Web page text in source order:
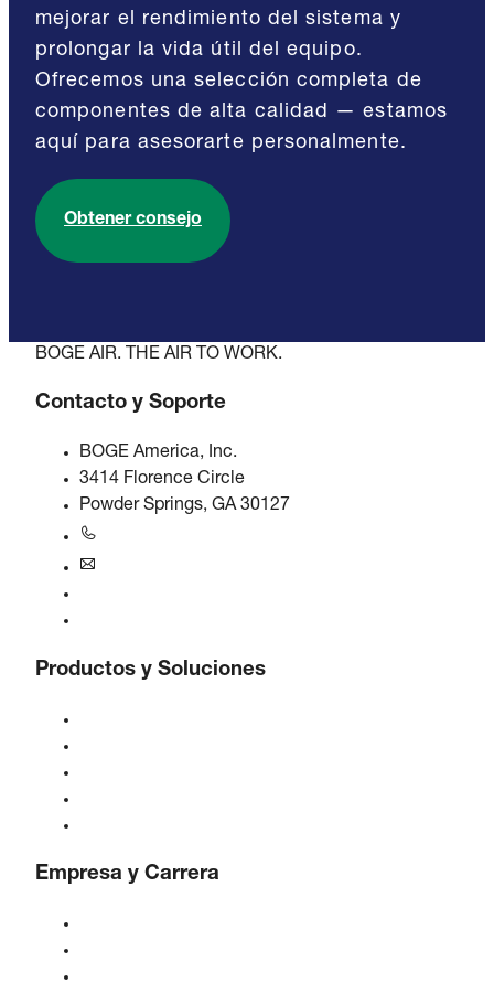
mejorar el rendimiento del sistema y
prolongar la vida útil del equipo.
Ofrecemos una selección completa de
componentes de alta calidad — estamos
aquí para asesorarte personalmente.
Obtener consejo
BOGE AIR. THE AIR TO WORK.
Contacto y Soporte
BOGE America, Inc.
3414 Florence Circle
Powder Springs, GA 30127
Productos y Soluciones
Empresa y Carrera